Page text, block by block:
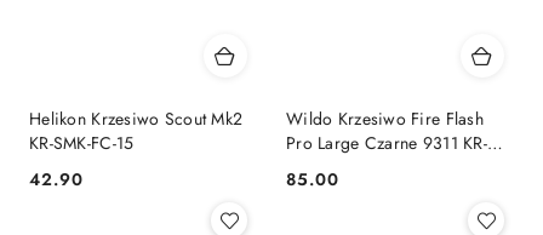
Helikon Krzesiwo Scout Mk2
KR-SMK-FC-15
Cena:
42.90
Wildo Krzesiwo Fire Flash
Pro Large Czarne 9311 KR-
Cena:
85.00